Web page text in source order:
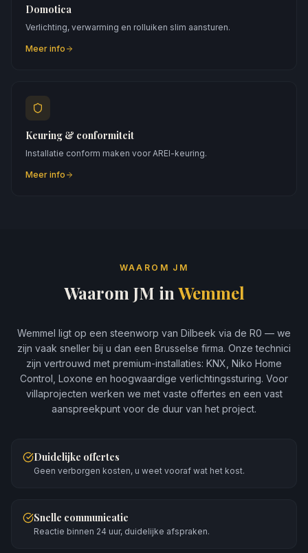
Domotica
Verlichting, verwarming en rolluiken slim aansturen.
Meer info
Keuring & conformiteit
Installatie conform maken voor AREI-keuring.
Meer info
WAAROM JM
Waarom JM in Wemmel
Wemmel ligt op een steenworp van Dilbeek via de R0 — we
zijn vaak sneller bij u dan een Brusselse firma. Onze technici
zijn vertrouwd met premium-installaties: KNX, Niko Home
Control, Loxone en hoogwaardige verlichtingssturing. Voor
villaprojecten werken we met vaste offertes en een vast
aanspreekpunt voor de duur van het project.
Duidelijke offertes
Geen verborgen kosten, u weet vooraf wat het kost.
Snelle communicatie
Reactie binnen 24 uur, duidelijke afspraken.